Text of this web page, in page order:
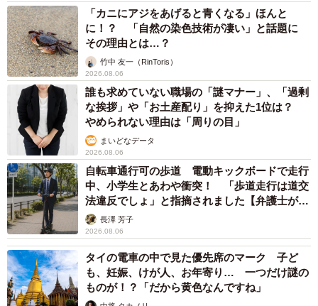
「カニにアジをあげると青くなる」ほんと
に！？ 「自然の染色技術が凄い」と話題に
その理由とは…？
竹中 友一（RinToris）
2026.08.06
誰も求めていない職場の「謎マナー」、「過剰
な挨拶」や「お土産配り」を抑えた1位は？
やめられない理由は「周りの目」
まいどなデータ
2026.08.06
自転車通行可の歩道 電動キックボードで走行
中、小学生とあわや衝突！ 「歩道走行は道交
法違反でしょ」と指摘されました【弁護士が解
説】長澤 芳子
2026.08.06
タイの電車の中で見た優先席のマーク 子ど
も、妊娠、けが人、お年寄り… 一つだけ謎の
ものが！？「だから黄色なんですね」